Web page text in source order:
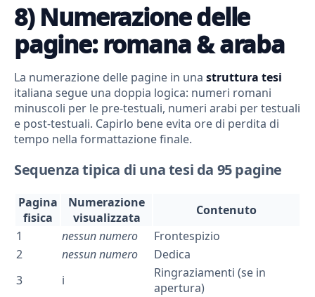
8) Numerazione delle
pagine: romana & araba
La numerazione delle pagine in una struttura tesi
italiana segue una doppia logica: numeri romani
minuscoli per le pre-testuali, numeri arabi per testuali
e post-testuali. Capirlo bene evita ore di perdita di
tempo nella formattazione finale.
Sequenza tipica di una tesi da 95 pagine
Pagina
fisica
Numerazione
visualizzata
Contenuto
1
nessun numero
Frontespizio
2
nessun numero
Dedica
3
i
Ringraziamenti (se in
apertura)